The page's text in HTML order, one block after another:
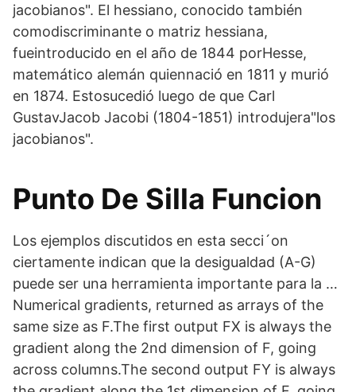
jacobianos". El hessiano, conocido también
comodiscriminante o matriz hessiana,
fueintroducido en el año de 1844 porHesse,
matemático alemán quiennació en 1811 y murió
en 1874. Estosucedió luego de que Carl
GustavJacob Jacobi (1804-1851) introdujera"los
jacobianos".
Punto De Silla Funcion
Los ejemplos discutidos en esta secci´on
ciertamente indican que la desigualdad (A-G)
puede ser una herramienta importante para la …
Numerical gradients, returned as arrays of the
same size as F.The first output FX is always the
gradient along the 2nd dimension of F, going
across columns.The second output FY is always